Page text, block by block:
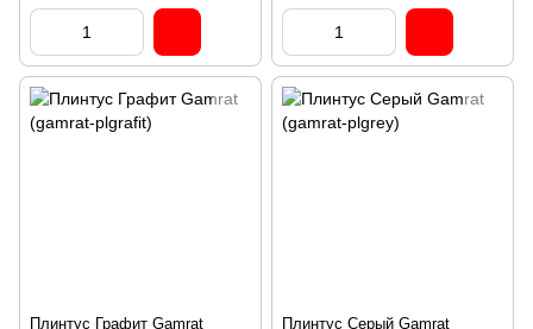
Плинтус Графит Gamrat
Плинтус Серый Gamrat